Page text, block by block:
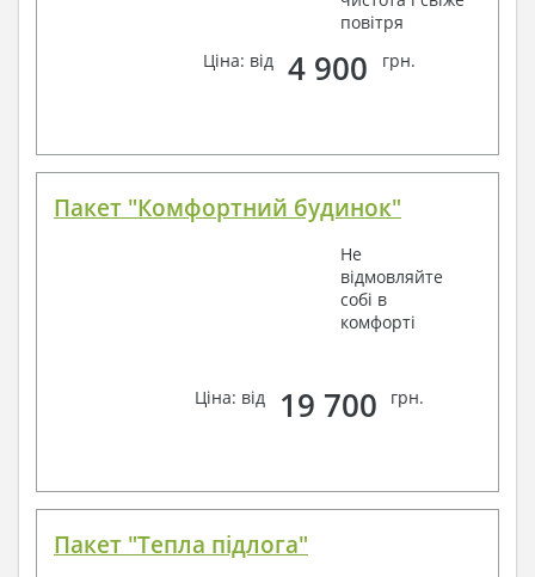
повітря
Ціна: від
4 900 грн.
Пакет "Комфортний будинок"
Не
відмовляйте
собі в
комфорті
Ціна: від 19 700 грн.
Пакет "Тепла підлога"